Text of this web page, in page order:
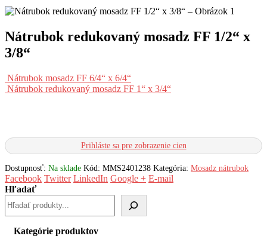
Nátrubok redukovaný mosadz FF 1/2“ x
3/8“
Nátrubok mosadz FF 6/4“ x 6/4“
Nátrubok redukovaný mosadz FF 1“ x 3/4“
Prihláste sa pre zobrazenie cien
Dostupnosť: Na sklade Kód: MMS2401238 Kategória: Mosadz nátrubok
Facebook Twitter LinkedIn Google + E-mail
Hľadať
Kategórie produktov